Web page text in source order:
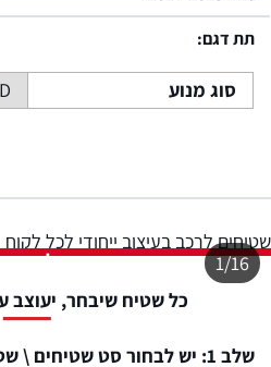
תת דגם:
סוג מנוע
1/16 התמונה
כל שטיח שיבחר, יעוצב
שלב 1: יש לבחור סט שטיחים \ שטיח לתא מטען